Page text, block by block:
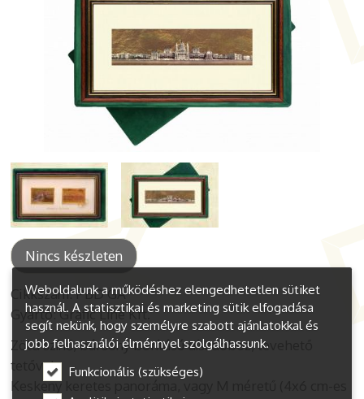
Nincs készleten
Cikkszám: PBD GA
Gyártó: Grafic Line Kft.
Zöld színű, bársony borítású díszdoboz, levehető
tetővel.
Keskeny keretes panoráma, vagy M méretű (4x6 cm-es
Weboldalunk a működéshez elengedhetetlen sütiket
használ. A statisztikai és marketing sütik elfogadása
segít nekünk, hogy személyre szabott ajánlatokkal és
jobb felhasználói élménnyel szolgálhassunk.
Funkcionális (szükséges)